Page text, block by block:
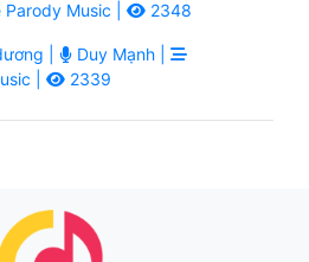
Music | 2348
|
Duy Mạnh |
|
2339